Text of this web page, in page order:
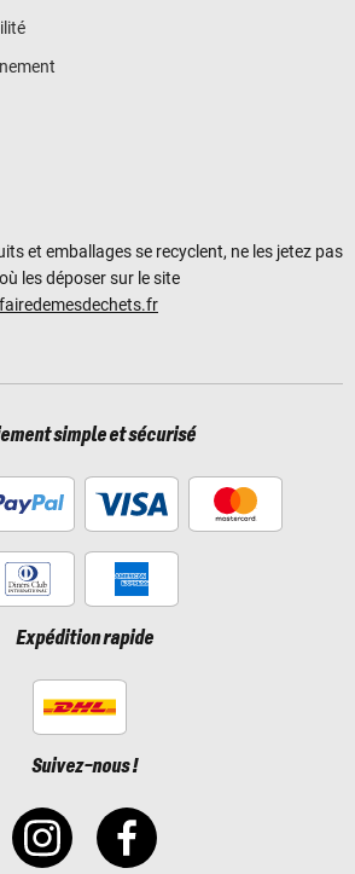
et emballages se recyclent, ne les jetez pas
les déposer sur le site
simple et sécurisé
Expédition rapide
Suivez-nous !